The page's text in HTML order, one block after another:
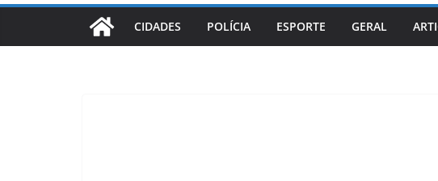
CIDADES POLÍCIA ESPORTE GERAL